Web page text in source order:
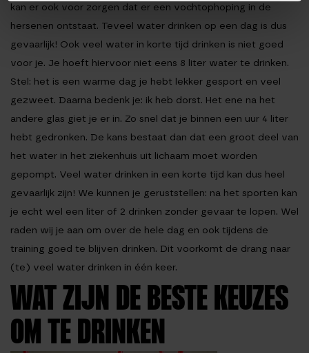
kan er ook voor zorgen dat er een vochtophoping in de
hersenen ontstaat. Teveel water drinken op een dag is dus
gevaarlijk! Ook veel water in korte tijd drinken is niet goed
voor je. Je hoeft hiervoor niet eens 8 liter water te drinken.
Stel: het is een warme dag je hebt lekker gesport en veel
gezweet. Daarna bedenk je: ik heb dorst. Het ene na het
andere glas giet je er in. Zo snel dat je binnen een uur 4 liter
hebt gedronken. De kans bestaat dan dat een groot deel van
het water in het ziekenhuis uit lichaam moet worden
gepompt. Veel water drinken in een korte tijd kan dus heel
gevaarlijk zijn! We kunnen je geruststellen: na het sporten kan
je echt wel een liter of 2 drinken zonder gevaar te lopen. Wel
raden wij je aan om over de hele dag en ook tijdens de
training goed te blijven drinken. Dit voorkomt de drang naar
(te) veel water drinken in één keer.
WAT ZIJN DE BESTE KEUZES
OM TE DRINKEN